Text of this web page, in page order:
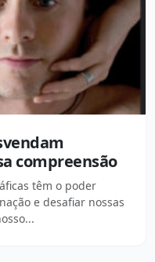
compreensão
têm o poder
e desafiar nossas